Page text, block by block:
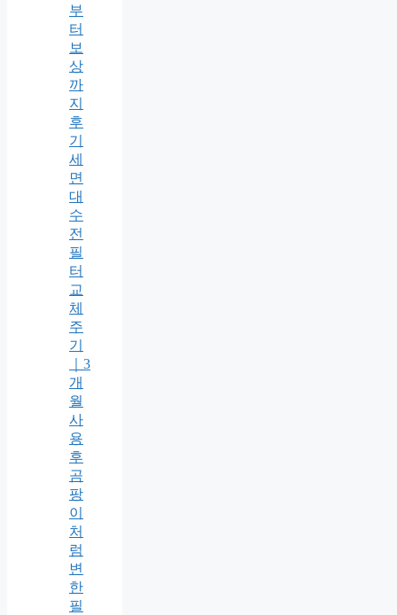
부
터
보
상
까
지
후
기
세
면
대
수
전
필
터
교
체
주
기
｜3
개
월
사
용
후
곰
팡
이
처
럼
변
한
필